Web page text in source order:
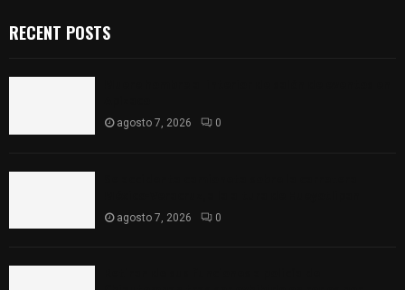
RECENT POSTS
agosto 7, 2026 0
agosto 7, 2026 0